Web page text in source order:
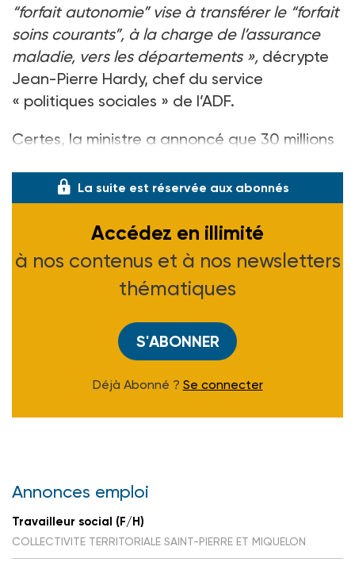
“forfait autonomie” vise à transférer le “forfait
soins courants”, à la charge de l’assurance
maladie, vers les départements », décrypte
Jean-Pierre Hardy, chef du service
« politiques sociales » de l’ADF.
Certes, la ministre a annoncé que 30 millions
La suite est réservée aux abonnés
Accédez en illimité
à nos contenus et à nos newsletters
thématiques
S'ABONNER
Déjà Abonné ? Se connecter
Annonces emploi
Travailleur social (F/H)
COLLECTIVITE TERRITORIALE SAINT-PIERRE ET MIQUELON